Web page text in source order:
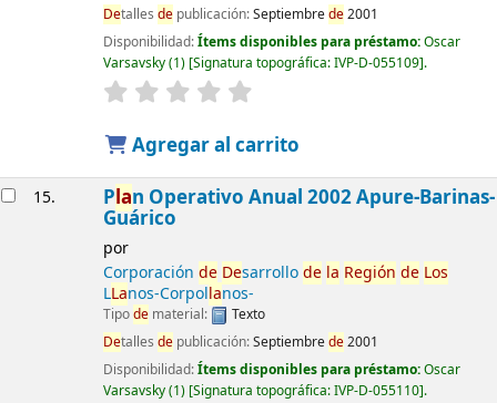
Detalles depublicación:Septiembrede2001
Disponibilidad:Ítems disponibles para préstamo:Oscar
Varsavsky(1) Signatura topográfica:IVP-D-055109 .
Agregar al carrito
15. Plan Operativo Anual 2002 Apure-Barinas-
Guárico
por
Corporación de Desarrollode la Región de Los
LLanos-Corpollanos-
Tipodematerial:
Texto
Detalles depublicación:Septiembrede2001
Disponibilidad:Ítems disponibles para préstamo:Oscar
Varsavsky(1) Signatura topográfica:IVP-D-055110 .